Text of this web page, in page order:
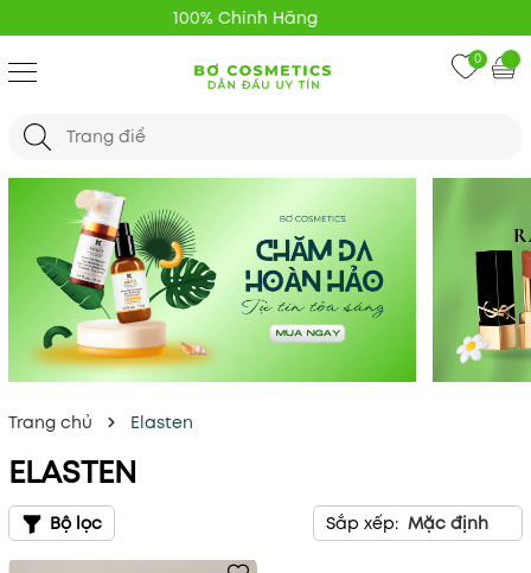
Giao Hàng Nhanh 24H
0
Trang chủ Elasten
ELASTEN
Bộ lọc Sắp xếp: Mặc định